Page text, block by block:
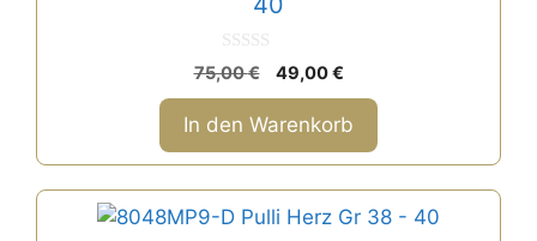
0
v
o
n
5
75,00€
Ursprünglicher
Preis
war:
75,00 €
49,00€Aktueller
Preis
ist:
49,00 €.
In den Warenkorb